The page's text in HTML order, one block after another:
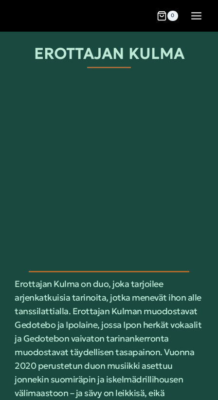
0
EROTTAJAN KULMA
Erottajan Kulma on duo, joka tarjoilee
arjenkatkuisia tarinoita, jotka menevät ihon alle
tanssilattialla. Erottajan Kulman muodostavat
Gedotebo ja Ipolaine, jossa Ipon herkät vokaalit
ja Gedotebon vaivaton tarinankerronta
muodostavat täydellisen tasapainon. Vuonna
2020 perustetun duon musiikki asettuu
jonnekin suomiräpin ja iskelmädrillihousen
välimaastoon – ja sävy on leikkisä, eikä